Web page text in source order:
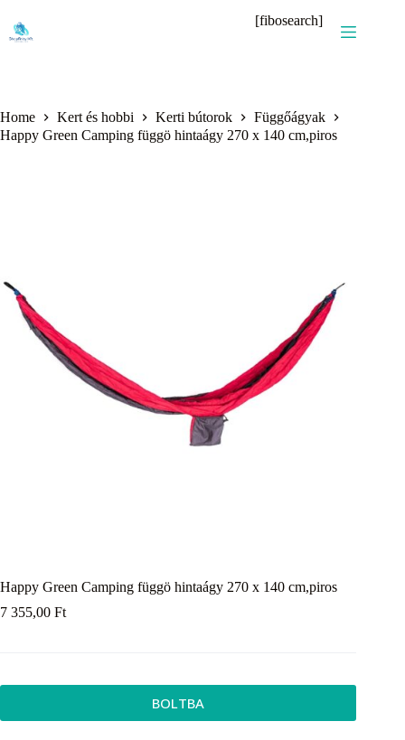
content
[fibosearch]
Home Kert és hobbi Kerti bútorok
Függőágyak
Happy Green Camping függö hintaágy 270 x 140 cm,piros
Happy Green Camping függö hintaágy 270 x 140 cm,piros
7 355,00 Ft
BOLTBA